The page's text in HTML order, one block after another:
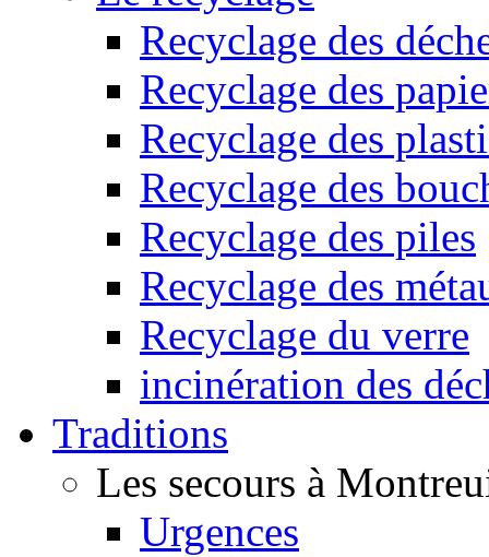
Recyclage des
Recyclage des
Recyclage des
Recyclage des
Recyclage des piles
Recyclage des
Recyclage du verre
incinération des
Traditions
Les secours à
Urgences